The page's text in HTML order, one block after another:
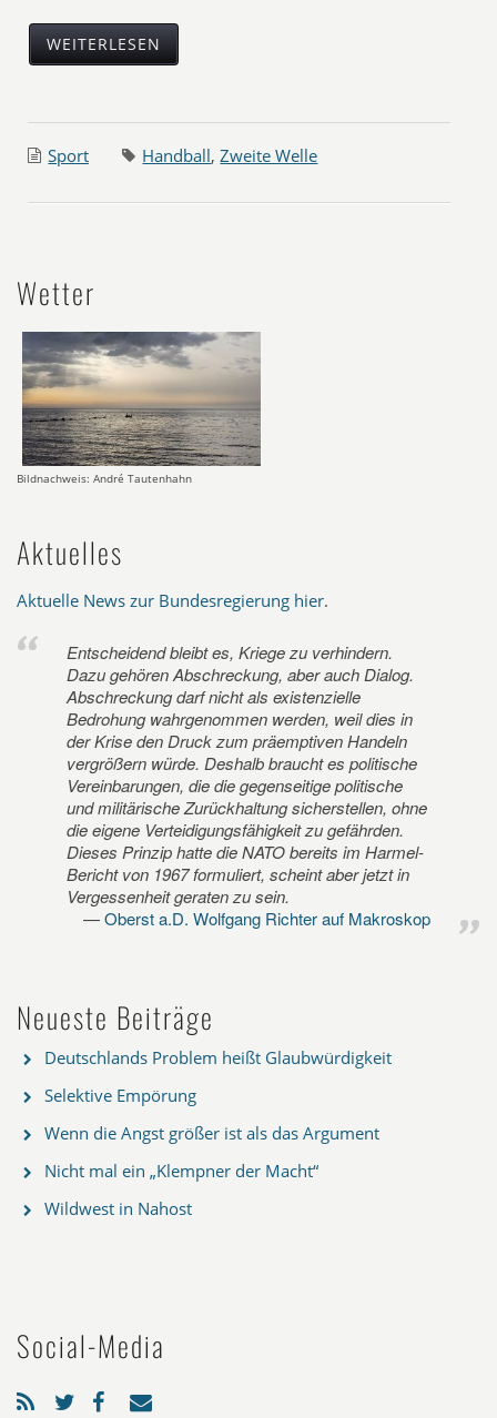
WEITERLESEN
Sport Handball,Zweite Welle
Wetter
Bildnachweis: André Tautenhahn
Aktuelles
Aktuelle News zur Bundesregierung hier.
Entscheidend bleibt es, Kriege zu verhindern.
Dazu gehören Abschreckung, aber auch Dialog.
Abschreckung darf nicht als existenzielle
Bedrohung wahrgenommen werden, weil dies in
der Krise den Druck zum präemptiven Handeln
vergrößern würde. Deshalb braucht es politische
Vereinbarungen, die die gegenseitige politische
und militärische Zurückhaltung sicherstellen, ohne
die eigene Verteidigungsfähigkeit zu gefährden.
Dieses Prinzip hatte die NATO bereits im Harmel-
Bericht von 1967 formuliert, scheint aber jetzt in
Vergessenheit geraten zu sein.
Oberst a.D. Wolfgang Richter auf Makroskop
Neueste Beiträge
Deutschlands Problem heißt Glaubwürdigkeit
Selektive Empörung
Wenn die Angst größer ist als das Argument
Nicht mal ein „Klempner der Macht“
Wildwest in Nahost
Social-Media